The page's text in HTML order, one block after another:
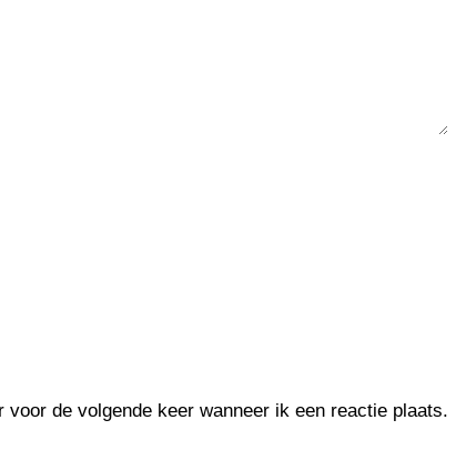
de volgende keer wanneer ik een reactie plaats.